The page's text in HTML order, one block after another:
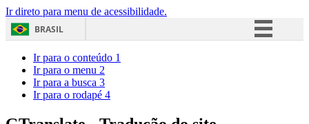
Ir direto para menu de acessibilidade.
BRASIL
Acesso à informação
Ir para o conteúdo 1
Ir para o menu 2
Ir para a busca 3
Ir para o rodapé 4